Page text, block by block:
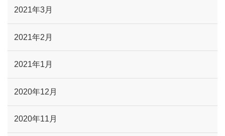
2021年3月
2021年2月
2021年1月
2020年12月
2020年11月